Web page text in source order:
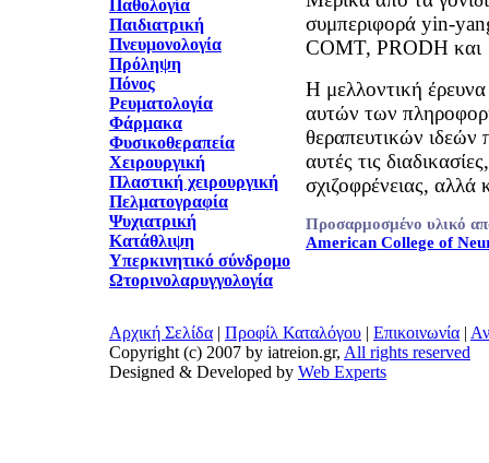
Παθολογία
Παιδιατρική
Πνευμονολογία
Πρόληψη
Πόνος
Ρευματολογία
Φάρμακα
Φυσικοθεραπεία
Χειρουργική
Πλαστική χειρουργική
Πελματογραφία
Ψυχιατρική
Κατάθλιψη
Υπερκινητικό σύνδρομο
Ωτορινολαρυγγολογία
συμπεριφορά yin-
COMT, PRODH
H μελλοντική
αυτών των
θεραπευτικών ιδεών
αυτές τις
σχιζοφρένειας, αλλά
Προσαρμοσμένο υλικό
American College of
Αρχική Σελίδα | Προφίλ Καταλόγου | Επικοινωνία |
Copyright (c) 2007 by iatreion.gr, All rights reserved
Designed & Developed by Web Experts